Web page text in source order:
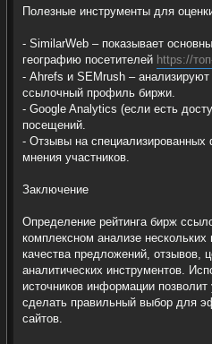
Полезные инструменты для
- SimilarWeb – показывает
географию посетителей https://
- Ahrefs и SEMrush –
ссылочный профиль биржи.
- Google Analytics (если есть
посещений.
- Отзывы на
мнения участников.
Заключение
Определение рейтинга бирж
комплексном анализе
качества предложений, отзывов,
аналитических инструментов.
источников информации
сделать правильный выбор для
сайтов.